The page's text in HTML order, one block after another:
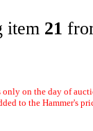
item 21
only on the day of
to the Hammer's